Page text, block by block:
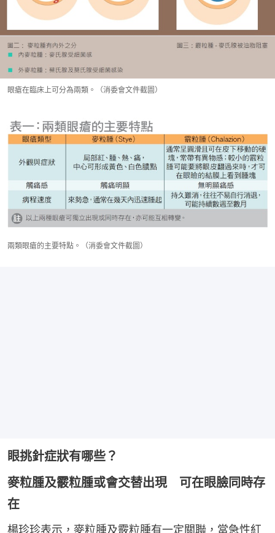
眼瘡在臨床上可分為兩類。（消委會文件截圖）
兩類眼瘡的主要特點。（消委會文件截圖）
眼挑針症狀有哪些？
麥粒腫及霰粒腫或會交替出現 可在眼臉同時存
在
楊珍珍表示，麥粒腫及霰粒腫有一定關聯，當急性紅